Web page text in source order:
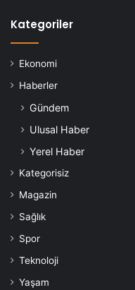
Kategoriler
Ekonomi
Haberler
Gündem
Ulusal Haber
Yerel Haber
Kategorisiz
Magazin
Sağlık
Spor
Teknoloji
Yaşam